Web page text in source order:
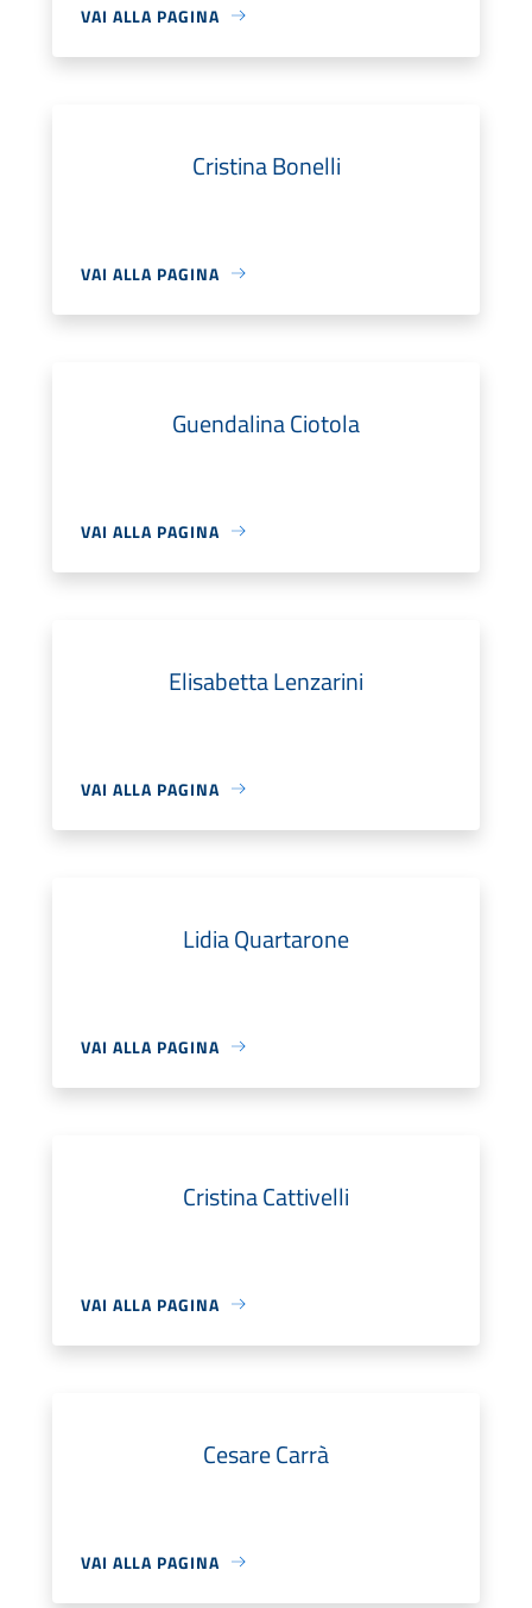
VAI ALLA PAGINA
Cristina Bonelli
VAI ALLA PAGINA
Guendalina Ciotola
VAI ALLA PAGINA
Elisabetta Lenzarini
VAI ALLA PAGINA
Lidia Quartarone
VAI ALLA PAGINA
Cristina Cattivelli
VAI ALLA PAGINA
Cesare Carrà
VAI ALLA PAGINA